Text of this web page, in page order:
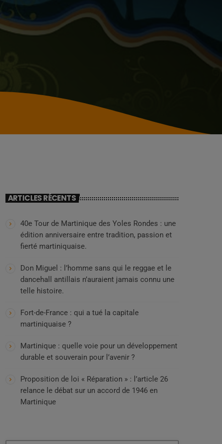
ARTICLES RÉCENTS
40e Tour de Martinique des Yoles Rondes : une
édition anniversaire entre tradition, passion et
fierté martiniquaise.
Don Miguel : l’homme sans qui le reggae et le
dancehall antillais n’auraient jamais connu une
telle histoire.
Fort-de-France : qui a tué la capitale
martiniquaise ?
Martinique : quelle voie pour un développement
durable et souverain pour l’avenir ?
Proposition de loi « Réparation » : l’article 26
relance le débat sur un accord de 1946 en
Martinique